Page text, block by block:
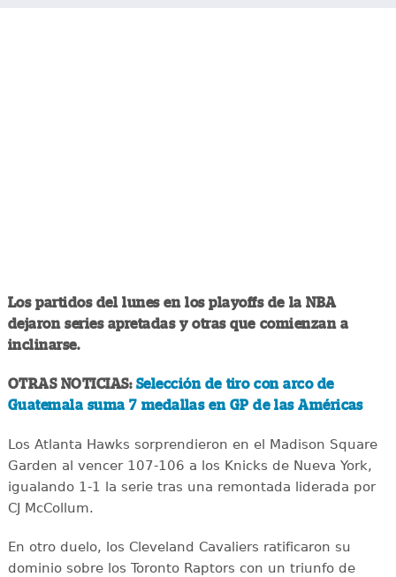
Los partidos del lunes en los playoffs de la NBA
dejaron series apretadas y otras que comienzan a
inclinarse.
OTRAS NOTICIAS: Selección de tiro con arco de
Guatemala suma 7 medallas en GP de las Américas
Los Atlanta Hawks sorprendieron en el Madison Square
Garden al vencer 107-106 a los Knicks de Nueva York,
igualando 1-1 la serie tras una remontada liderada por
CJ McCollum.
En otro duelo, los Cleveland Cavaliers ratificaron su
dominio sobre los Toronto Raptors con un triunfo de